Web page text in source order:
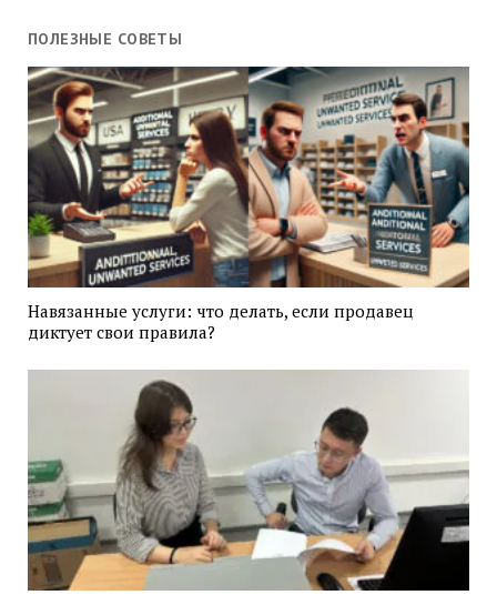
ПОЛЕЗНЫЕ СОВЕТЫ
Навязанные услуги: что делать, если продавец
диктует свои правила?